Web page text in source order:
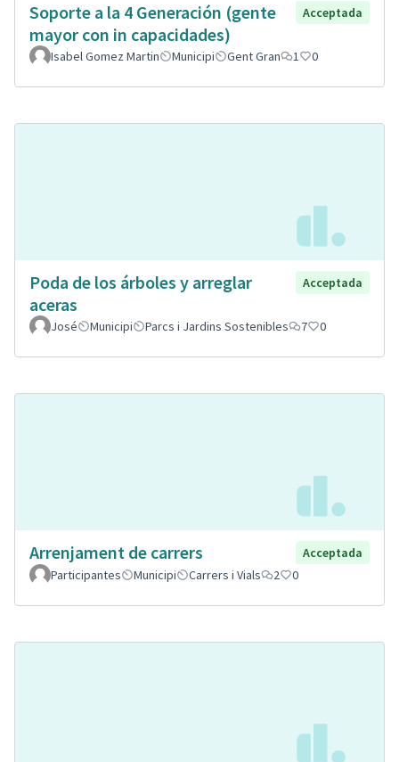
Soporte a la 4 Generación (gente
mayor con in capacidades)
Acceptada
Isabel Gomez Martin Municipi Gent Gran 1 0
Poda de los árboles y arreglar
aceras
Acceptada
José Municipi Parcs i Jardins Sostenibles 7 0
Arrenjament de carrers
Acceptada
Participantes
Municipi Carrers i Vials 2 0